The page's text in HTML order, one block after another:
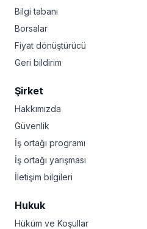
Bilgi tabanı
Borsalar
Fiyat dönüştürücü
Geri bildirim
Şirket
Hakkımızda
Güvenlik
İş ortağı programı
İş ortağı yarışması
İletişim bilgileri
Hukuk
Hüküm ve Koşullar